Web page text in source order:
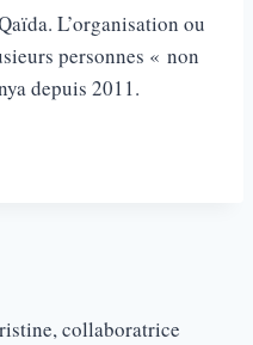
L’organisation ou
personnes « non
depuis 2011.
collaboratrice